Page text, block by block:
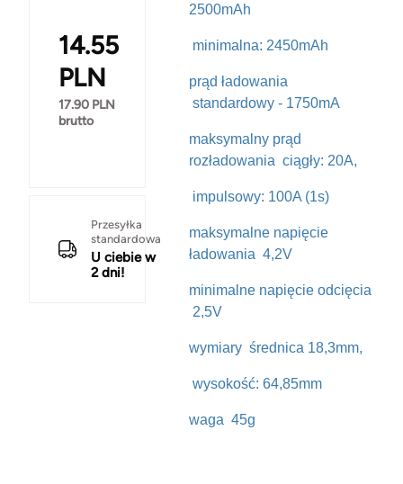
14.55
PLN
17.90 PLN
brutto
Przesyłka
standardowa
U ciebie w
2 dni!
2500mAh
minimalna: 2450mAh
prąd ładowania
standardowy - 1750mA
maksymalny prąd
rozładowania ciągły: 20A,
impulsowy: 100A (1s)
maksymalne napięcie
ładowania 4,2V
minimalne napięcie odcięcia
2,5V
wymiary średnica 18,3mm,
wysokość: 64,85mm
waga 45g